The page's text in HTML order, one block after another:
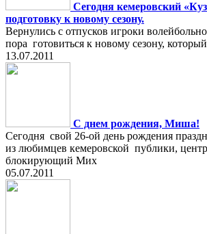
Сегодня кемеровский
подготовку к новому сезону.
Вернулись с отпусков игроки
пора готовиться к новому сезону,
13.07.2011
С днем рождения, Миша!
Сегодня свой 26-ой день рождения
из любимцев кемеровской публики,
блокирующий Мих
05.07.2011